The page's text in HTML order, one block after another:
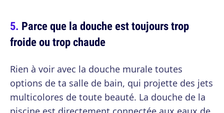
Parce que la douche est toujours trop
froide ou trop chaude
Rien à voir avec la douche murale toutes
options de ta salle de bain, qui projette des jets
multicolores de toute beauté. La douche de la